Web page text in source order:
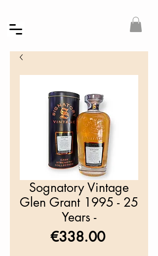
Sognatory Vintage
Glen Grant 1995 - 25
Years -
€338.00Price